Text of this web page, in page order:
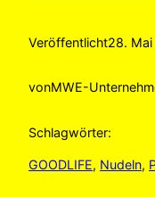
Veröffentlicht28.
vonMWE-
Schlagwörter:
GOODLIFE, Nudeln,